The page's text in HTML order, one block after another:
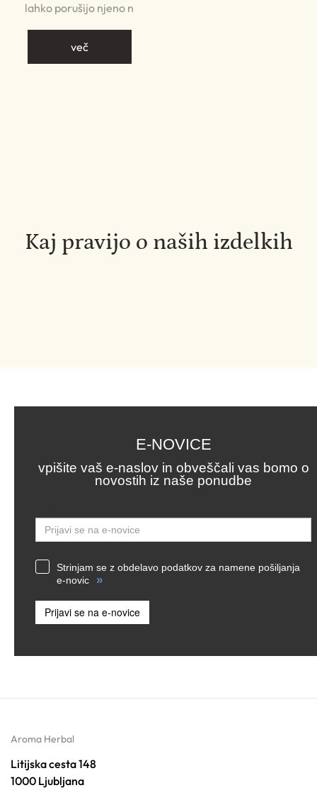
lahko porušijo njeno n
več
Kaj pravijo o naših izdelkih
E-NOVICE
vpišite vaš e-naslov in obveščali vas bomo o
novostih iz naše ponudbe
Strinjam se z obdelavo podatkov za namene pošiljanja
e-novic
»
Prijavi se na e-novice
Aroma Herbal
Litijska cesta 148
1000 Ljubljana